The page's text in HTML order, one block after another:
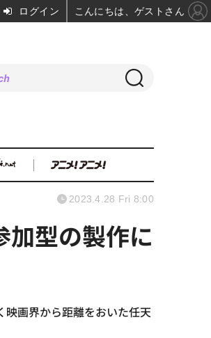
型の製作に
画界から距離をおいた任天
2023.4.28 Fri 8:00
ログイン こんにちは、ゲストさん